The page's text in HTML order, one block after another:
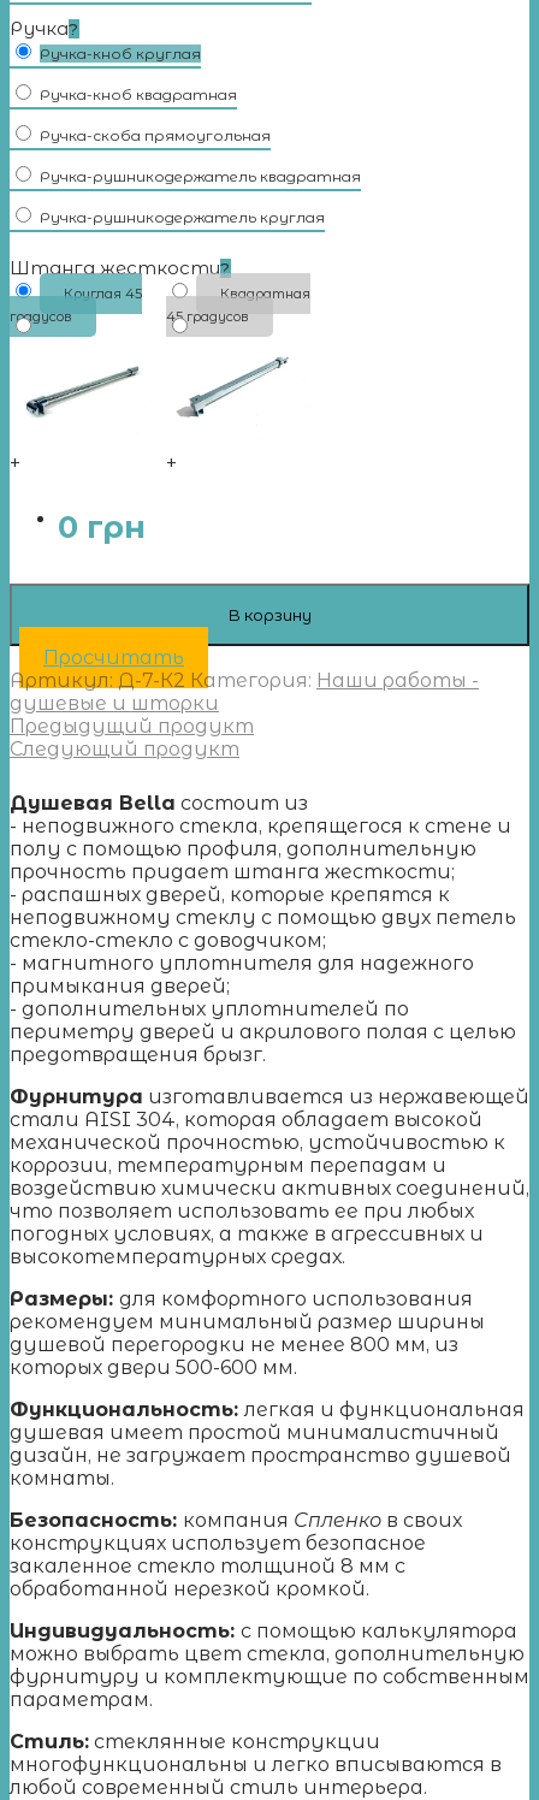
Ручка?
Ручка-кноб круглая
Ручка-кноб квадратная
Ручка-скоба прямоугольная
Ручка-рушникодержатель квадратная
Ручка-рушникодержатель круглая
Штанга жесткости?
Круглая 45
градусов
Квадратная
45 градусов
+ +
0 грн
В корзину
Просчитать
Артикул: Д-7-К2 Категория: Наши работы -
душевые и шторки
Предыдущий продукт
Следующий продукт
Душевая Bella состоит из
- неподвижного стекла, крепящегося к стене и
полу с помощью профиля, дополнительную
прочность придает штанга жесткости;
- распашных дверей, которые крепятся к
неподвижному стеклу с помощью двух петель
стекло-стекло с доводчиком;
- магнитного уплотнителя для надежного
примыкания дверей;
- дополнительных уплотнителей по
периметру дверей и акрилового полая с целью
предотвращения брызг.
Фурнитура изготавливается из нержавеющей
стали AISI 304, которая обладает высокой
механической прочностью, устойчивостью к
коррозии, температурным перепадам и
воздействию химически активных соединений,
что позволяет использовать ее при любых
погодных условиях, а также в агрессивных и
высокотемпературных средах.
Размеры: для комфортного использования
рекомендуем минимальный размер ширины
душевой перегородки не менее 800 мм, из
которых двери 500-600 мм.
Функциональность: легкая и функциональная
душевая имеет простой минималистичный
дизайн, не загружает пространство душевой
комнаты.
Безопасность: компания Спленко в своих
конструкциях использует безопасное
закаленное стекло толщиной 8 мм с
обработанной нерезкой кромкой.
Индивидуальность: с помощью калькулятора
можно выбрать цвет стекла, дополнительную
фурнитуру и комплектующие по собственным
параметрам.
Стиль: стеклянные конструкции
многофункциональны и легко вписываются в
любой современный стиль интерьера.